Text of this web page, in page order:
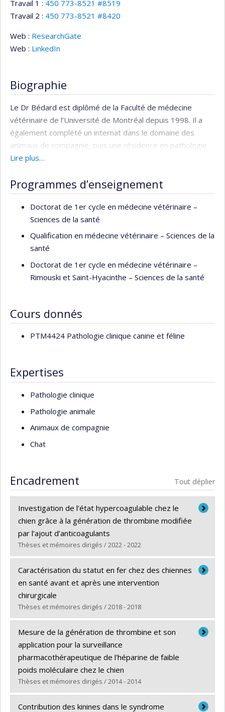
Travail 1 : 450 773-8521 #8519
Travail 2 : 450 773-8521 #8420
Web : ResearchGate
Web : LinkedIn
Biographie
Le Dr Bédard est diplômé de la Faculté de médecine
vétérinaire de l’Université de Montréal depuis 1998. Il a
également complété un internat dans le domaine des
animaux de compagnie, puis une résidence en pathologie
clinique et une maîtrise en hématologie vétérinaire portant
hypercoagulable chez les chats. Depuis 2004, le Dr Bédard
est membre de l’American College of Veterinary Pathology. Il
est actuellement professeur titulaire au département de
pathologie et de microbiologie de la Faculté de médecine
vétérinaire de l’Université de Montréal. Il fut aussi
récemment directeur du département de pathologie et de
activités du service de diagnostic comme pathologiste
clinique. Ses intérêts actuels en recherche portent plus
thromboemboliques chez les animaux. Il a notamment
implanté de nouvelles techniques de laboratoire pour
l’étude et le diagnostic des maladies de l’hémostase chez
scientifiques.
Lire plus…
Programmes d’enseignement
Doctorat de 1er cycle en médecine vétérinaire –
Sciences de la santé
Qualification en médecine vétérinaire – Sciences de la
santé
Doctorat de 1er cycle en médecine vétérinaire –
Rimouski et Saint-Hyacinthe – Sciences de la santé
Cours donnés
PTM4424 Pathologie clinique canine et féline
Expertises
Pathologie clinique
Pathologie animale
Animaux de compagnie
Chat
Encadrement Tout déplier
Investigation de l’état hypercoagulable chez le
chien grâce à la génération de thrombine modifiée
par l’ajout d’anticoagulants
Thèses et mémoires dirigés / 2022 - 2022
Diplômé(e) :Trudel, Caroline
Cycle :Maîtrise
Diplôme obtenu :
Lien vers le document dans Papyrus
Caractérisation du statut en fer chez des chiennes
en santé avant et après une intervention
chirurgicale
Thèses et mémoires dirigés / 2018 - 2018
Diplômé(e) : Bau-Gaudreault, Liza
Cycle :Maîtrise
Diplôme obtenu :M. Sc.
Lien vers le document dans Papyrus
Mesure de la génération de thrombine et son
application pour la surveillance
pharmacothérapeutique de l'héparine de faible
poids moléculaire chez le chien
Thèses et mémoires dirigés / 2014 - 2014
Diplômé(e) :Gara-Boivin, Carolyn
Contribution des kinines dans le syndrome